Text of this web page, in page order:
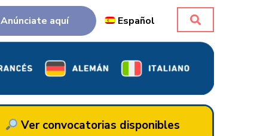
Anúnciate aquí Español
Ver convocatorias disponibles